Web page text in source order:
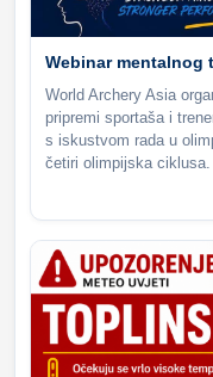
Webinar mentalnog
World Archery Asia
pripremi sportaša i
s iskustvom rada u
četiri olimpijska ciklusa.